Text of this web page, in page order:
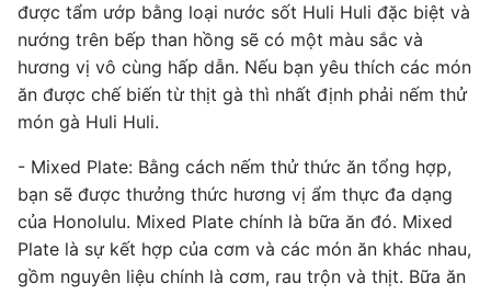
được tẩm ướp bằng loại nước sốt Huli Huli đặc biệt và
nướng trên bếp than hồng sẽ có một màu sắc và
hương vị vô cùng hấp dẫn. Nếu bạn yêu thích các món
ăn được chế biến từ thịt gà thì nhất định phải nếm thử
món gà Huli Huli.
- Mixed Plate: Bằng cách nếm thử thức ăn tổng hợp,
bạn sẽ được thưởng thức hương vị ẩm thực đa dạng
của Honolulu. Mixed Plate chính là bữa ăn đó. Mixed
Plate là sự kết hợp của cơm và các món ăn khác nhau,
gồm nguyên liệu chính là cơm, rau trộn và thịt. Bữa ăn